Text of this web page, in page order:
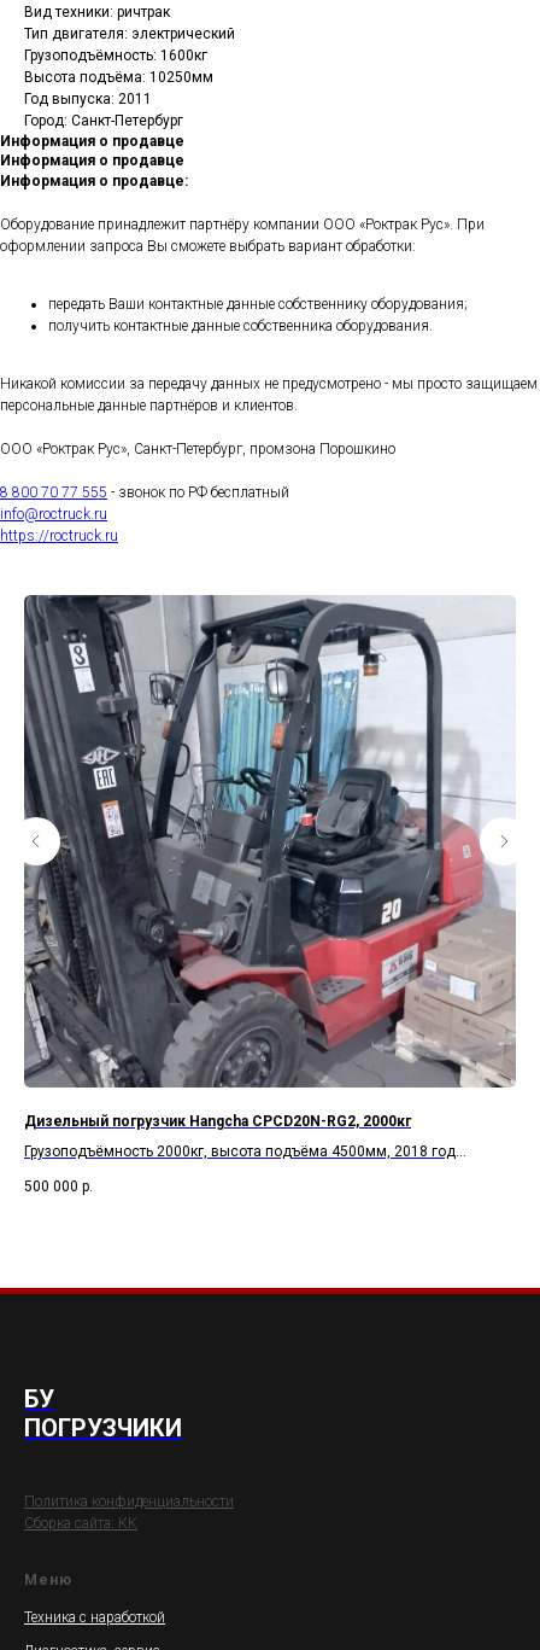
Вид техники: ричтрак
Тип двигателя: электрический
Грузоподъёмность: 1600кг
Высота подъёма: 10250мм
Год выпуска: 2011
Город: Санкт-Петербург
Информация о продавце
Информация о продавце
Информация о продавце:
Оборудование принадлежит партнёру компании ООО «Роктрак Рус». При
оформлении запроса Вы сможете выбрать вариант обработки:
передать Ваши контактные данные собственнику оборудования;
получить контактные данные собственника оборудования.
Никакой комиссии за передачу данных не предусмотрено - мы просто защищаем
персональные данные партнёров и клиентов.
ООО «Роктрак Рус», Санкт-Петербург, промзона Порошкино
8 800 70 77 555 - звонок по РФ бесплатный
info@roctruck.ru
https://roctruck.ru
Дизельный погрузчик Hangcha CPCD20N-RG2, 2000кг
Грузоподъёмность 2000кг, высота подъёма 4500мм, 2018 год
500 000 р.
БУ
ПОГРУЗЧИКИ
Политика конфиденциальности
Сборка сайта: КК
Меню
Техника с наработкой